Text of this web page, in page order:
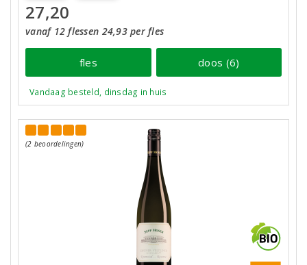
27,20
vanaf 12 flessen 24,93 per fles
fles doos (6)
Vandaag besteld, dinsdag in huis
(2 beoordelingen)